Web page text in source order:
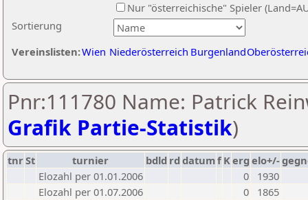
Sortierung
Nur "österreichische" Spieler
Vereinslisten:Wien Niederösterreich Burgenland
Pnr:111780 Name: Patrick
Grafik Partie-Statistik)
tnrSt turnier bdld rd datumf Kerg elo+/-
Elozahl per 01.01.2006
0
1930
Elozahl per 01.07.2006
0
1865